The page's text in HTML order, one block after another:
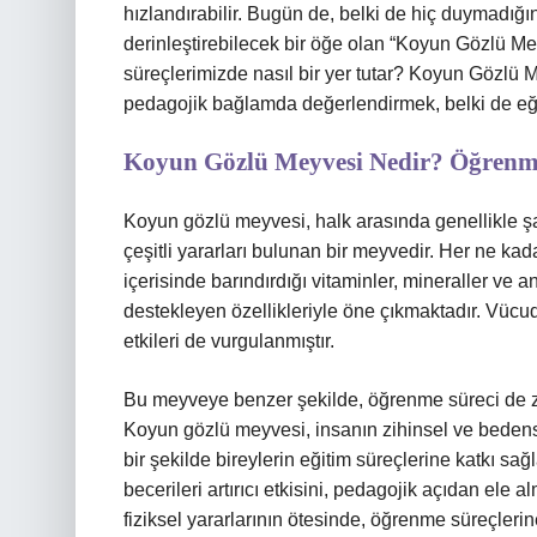
hızlandırabilir. Bugün de, belki de hiç
derinleştirebilecek bir öğe olan “Koyun Gözlü
süreçlerimizde nasıl bir yer tutar? Koyun Gözlü
pedagojik bağlamda değerlendirmek, belki de
Koyun Gözlü Meyvesi Nedir?
Koyun gözlü meyvesi, halk arasında genellikle
çeşitli yararları bulunan bir meyvedir. Her ne
içerisinde barındırdığı vitaminler, mineraller ve
destekleyen özellikleriyle öne çıkmaktadır.
etkileri de vurgulanmıştır.
Bu meyveye benzer şekilde, öğrenme süreci
Koyun gözlü meyvesi, insanın zihinsel ve
bir şekilde bireylerin eğitim süreçlerine katkı
becerileri artırıcı etkisini, pedagojik açıdan ele
fiziksel yararlarının ötesinde, öğrenme